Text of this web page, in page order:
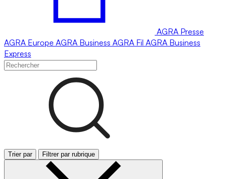
AGRA Presse
AGRA Europe AGRA Business AGRA Fil AGRA Business
Express
Trier par Filtrer par rubrique